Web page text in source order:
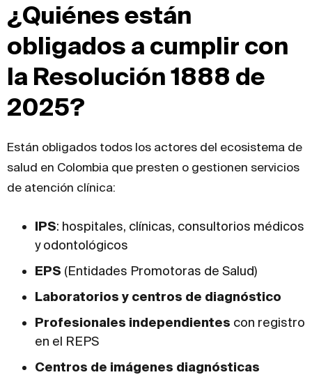
¿Quiénes están
obligados a cumplir con
la Resolución 1888 de
2025?
Están obligados todos los actores del ecosistema de
salud en Colombia que presten o gestionen servicios
de atención clínica:
IPS: hospitales, clínicas, consultorios médicos
y odontológicos
EPS (Entidades Promotoras de Salud)
Laboratorios y centros de diagnóstico
Profesionales independientes con registro
en el REPS
Centros de imágenes diagnósticas